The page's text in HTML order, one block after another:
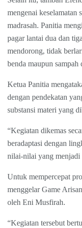
mengenai keselamatan
madrasah. Panitia
pagar lantai dua dan
mendorong, tidak
benda maupun
Ketua Panitia
dengan pendekatan
substansi materi yang
“Kegiatan dikemas
beradaptasi dengan
nilai-nilai yang
Untuk mempercepat
menggelar Game
oleh Eni Musfirah.
“Kegiatan tersebut